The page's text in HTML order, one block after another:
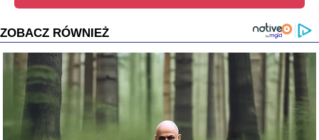
ZOBACZ RÓWNIEŻ